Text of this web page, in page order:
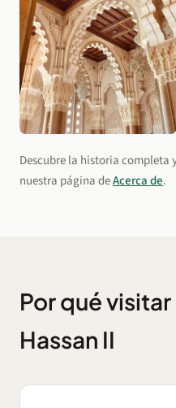
Descubre la historia
nuestra página deAcerca de.
Por qué
Hassan II